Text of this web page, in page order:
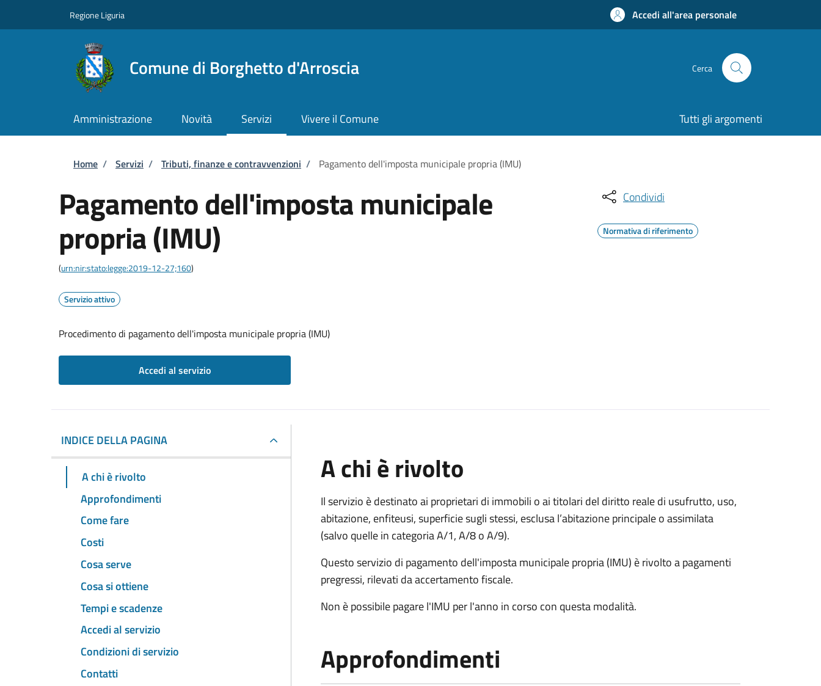
Regione Liguria Accedi all'area personale
Comune di Borghetto d'Arroscia Cerca
Amministrazione Novità Servizi Vivere il Comune Tutti gli argomenti
Briciole di pane
Home / Servizi / Tributi, finanze e contravvenzioni / Pagamento dell'imposta municipale propria (IMU)
Pagamento dell'imposta municipale
propria (IMU)
(urn:nir:stato:legge:2019-12-27;160)
Servizio attivo
Procedimento di pagamento dell'imposta municipale propria (IMU)
Accedi al servizio
Condividi
Normativa di riferimento
INDICE DELLA PAGINA
A chi è rivolto
Approfondimenti
Come fare
Costi
Cosa serve
Cosa si ottiene
Tempi e scadenze
Accedi al servizio
Condizioni di servizio
Contatti
A chi è rivolto
Il servizio è destinato ai proprietari di immobili o ai titolari del diritto reale di usufrutto, uso,
abitazione, enfiteusi, superficie sugli stessi, esclusa l’abitazione principale o assimilata
(salvo quelle in categoria A/1, A/8 o A/9).
Questo servizio di pagamento dell'imposta municipale propria (IMU) è rivolto a pagamenti
pregressi, rilevati da accertamento fiscale.
Non è possibile pagare l'IMU per l'anno in corso con questa modalità.
Approfondimenti